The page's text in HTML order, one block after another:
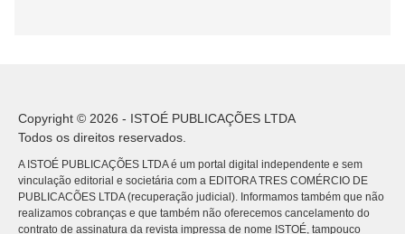
Copyright © 2026 - ISTOÉ PUBLICAÇÕES LTDA
Todos os direitos reservados.
A ISTOÉ PUBLICAÇÕES LTDA é um portal digital independente e sem
vinculação editorial e societária com a EDITORA TRES COMÉRCIO DE
PUBLICACÕES LTDA (recuperação judicial). Informamos também que não
realizamos cobranças e que também não oferecemos cancelamento do
contrato de assinatura da revista impressa de nome ISTOÉ, tampouco